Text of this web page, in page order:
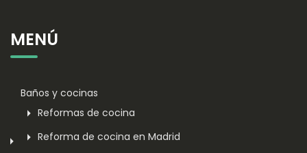
MENÚ
Baños y cocinas
Reformas de cocina
Reforma de cocina en Madrid